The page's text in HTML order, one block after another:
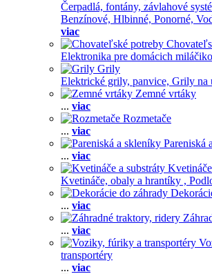
Čerpadlá, fontány, závlahové
Benzínové, Hlbinné, Ponorné,
viac
Elektronika pre domácich
Grily
Elektrické grily, panvice, Grily na
Zemné vrtáky
... viac
Rozmetače
... viac
Pareniská
... viac
Kvetináče, obaly a hrantíky ,
... viac
... viac
transportéry
... viac